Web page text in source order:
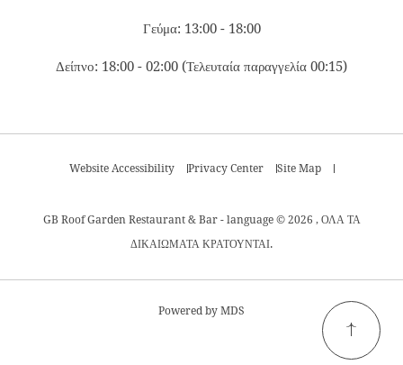
Γεύμα: 13:00 - 18:00
Δείπνο: 18:00 - 02:00 (Τελευταία παραγγελία 00:15)
Website Accessibility Privacy Center Site Map
GB Roof Garden Restaurant & Bar - language © 2026 , ΟΛΑ ΤΑ
ΔΙΚΑΙΩΜΑΤΑ ΚΡΑΤΟΥΝΤΑΙ.
Powered by MDS